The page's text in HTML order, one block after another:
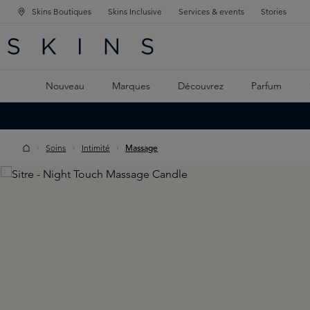
PRINCIPALE
CONTENU PRINCIPAL
Skins Boutiques Skins Inclusive Services & events Stories
Nouveau Marques Découvrez Parfum
Soins Intimité Massage
Skip image gallery